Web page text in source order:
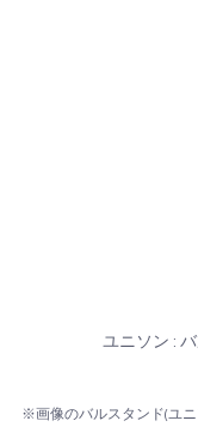
ユニソン :
※画像のバルスタンド(ユ